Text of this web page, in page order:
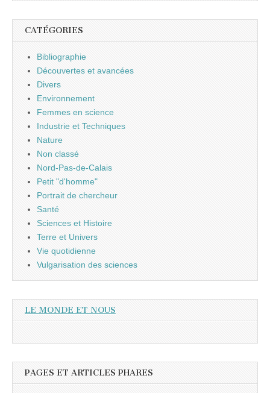
CATÉGORIES
Bibliographie
Découvertes et avancées
Divers
Environnement
Femmes en science
Industrie et Techniques
Nature
Non classé
Nord-Pas-de-Calais
Petit "d'homme"
Portrait de chercheur
Santé
Sciences et Histoire
Terre et Univers
Vie quotidienne
Vulgarisation des sciences
LE MONDE ET NOUS
PAGES ET ARTICLES PHARES